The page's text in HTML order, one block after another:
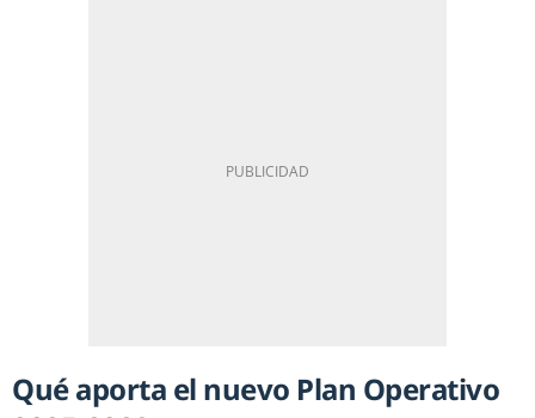
Qué aporta el nuevo Plan Operativo